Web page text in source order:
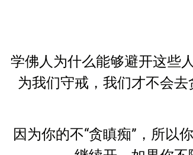
学佛人为什么能够避开这些
为我们守戒，我们才不会
因为你的不“贪瞋痴”，所以